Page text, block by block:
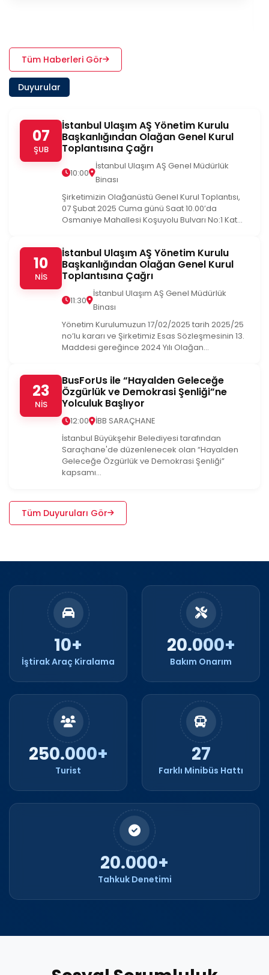
Tüm Haberleri Gör
Duyurular
07
ŞUB
İstanbul Ulaşım AŞ Yönetim Kurulu
Başkanlığından Olağan Genel Kurul
Toplantısına Çağrı
10:00
İstanbul Ulaşım AŞ Genel Müdürlük
Binası
Şirketimizin Olağanüstü Genel Kurul Toplantısı,
07 Şubat 2025 Cuma günü Saat 10.00’da
Osmaniye Mahallesi Koşuyolu Bulvarı No:1 Kat...
10
NİS
İstanbul Ulaşım AŞ Yönetim Kurulu
Başkanlığından Olağan Genel Kurul
Toplantısına Çağrı
11:30
İstanbul Ulaşım AŞ Genel Müdürlük
Binası
Yönetim Kurulumuzun 17/02/2025 tarih 2025/25
no’lu kararı ve Şirketimiz Esas Sözleşmesinin 13.
Maddesi gereğince 2024 Yılı Olağan...
23
NİS
BusForUs ile “Hayalden Geleceğe
Özgürlük ve Demokrasi Şenliği”ne
Yolculuk Başlıyor
12:00
İBB SARAÇHANE
İstanbul Büyükşehir Belediyesi tarafından
Saraçhane'de düzenlenecek olan “Hayalden
Geleceğe Özgürlük ve Demokrasi Şenliği”
kapsamı...
Tüm Duyuruları Gör
10+
İştirak Araç Kiralama
20.000+
Bakım Onarım
250.000+
Turist
27
Farklı Minibüs Hattı
20.000+
Tahkuk Denetimi